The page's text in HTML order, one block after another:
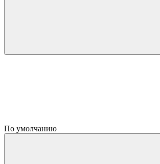
По умолчанию